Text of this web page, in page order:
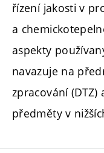
řízení jakosti v
a
aspekty
navazuje na
zpracování
předměty v